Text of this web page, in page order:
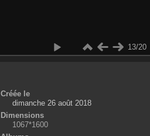
13/20
Créée le
dimanche 26 août 2018
Dimensions
1067*1600